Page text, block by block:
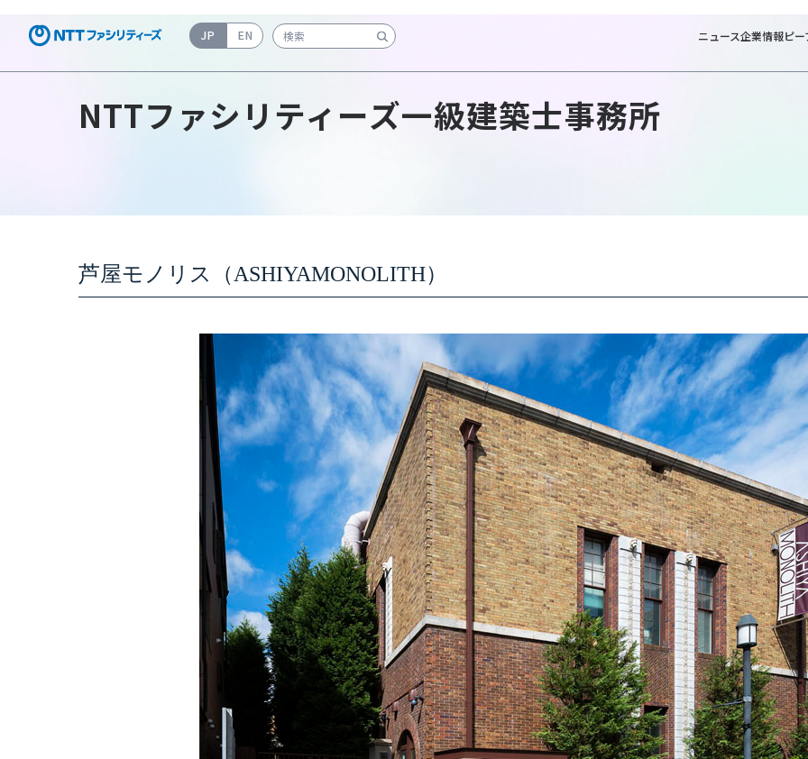
JP EN 検索キーワード入力 ニュース企業情報ピ
NTTファシリティーズ一級建築士事務所
芦屋モノリス（ASHIYAMONOLITH）